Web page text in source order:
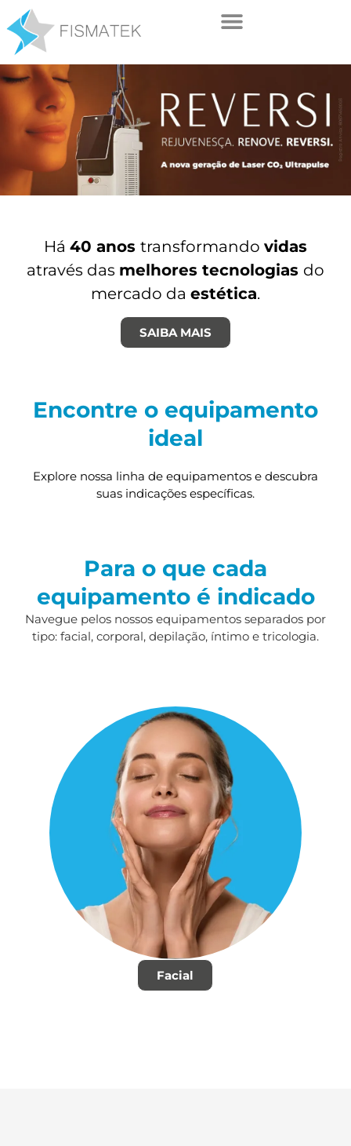
Há 40 anos transformando vidas
através das melhores tecnologias do
mercado da estética.
SAIBA MAIS
Encontre o equipamento
ideal
Explore nossa linha de equipamentos e descubra
suas indicações específicas.
Para o que cada
equipamento é indicado
Navegue pelos nossos equipamentos separados por
tipo: facial, corporal, depilação, íntimo e tricologia.
Facial